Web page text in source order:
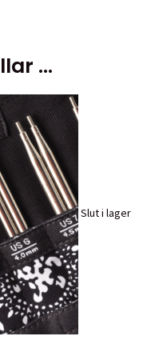
…
Slut i lager